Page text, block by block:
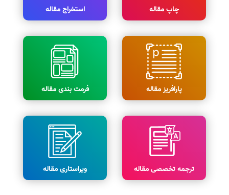
چاپ مقاله استخراج مقاله
پارافریز مقاله فرمت بندی مقاله
ترجمه تخصصی مقاله ویراستاری مقاله